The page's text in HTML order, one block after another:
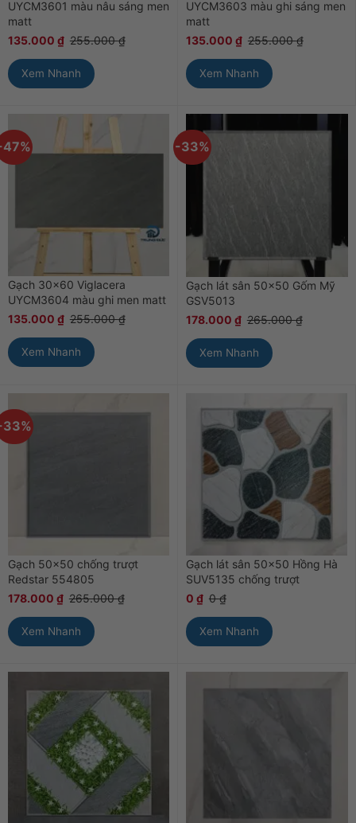
UYCM3601 màu nâu sáng men
matt
135.000 ₫ 255.000₫
Xem Nhanh
UYCM3603 màu ghi sáng men
matt
135.000 ₫ 255.000₫
Xem Nhanh
Gạch 30×60 Viglacera
UYCM3604 màu ghi men matt
135.000 ₫ 255.000₫
Xem Nhanh
-33%
Gạch lát sân 50×50 Gốm Mỹ
GSV5013
178.000 ₫ 265.000₫
Xem Nhanh
Gạch 50×50 chống trượt
Redstar 554805
178.000 ₫ 265.000₫
Xem Nhanh
Gạch lát sân 50×50 Hồng Hà
SUV5135 chống trượt
0 ₫ 0₫
Xem Nhanh